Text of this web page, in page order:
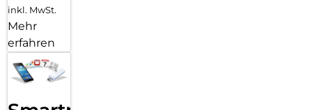
inkl. MwSt.
Mehr
erfahren